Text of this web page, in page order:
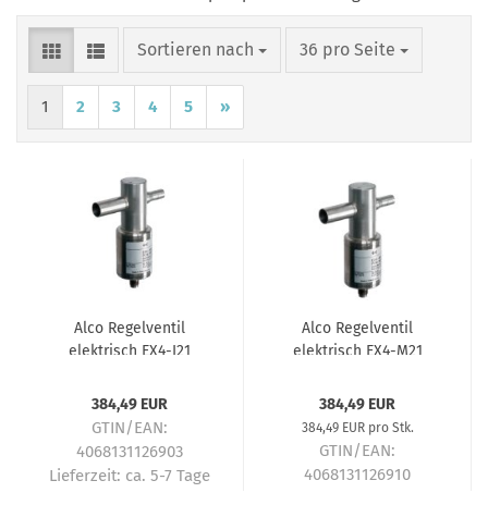
Sortieren nach
Sortieren nach 36 pro Seite
pro Seite
1 2 3 4 5 »
Alco Regelventil
elektrisch EX4-I21
384,49 EUR
GTIN/EAN:
4068131126903
Lieferzeit: ca. 5-7 Tage
Alco Regelventil
elektrisch EX4-M21
384,49 EUR
384,49 EUR pro Stk.
GTIN/EAN:
4068131126910